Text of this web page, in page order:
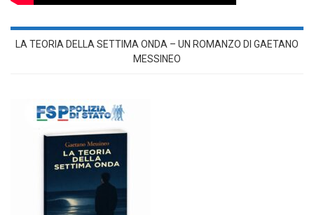
LA TEORIA DELLA SETTIMA ONDA – UN ROMANZO DI GAETANO
MESSINEO